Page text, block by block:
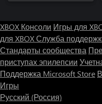
XBOX Консоли Игры для
для XBOXСлужба
Стандарты сообщества
приступах эпилепсии
Поддержка Microsoft Store
Игры
Русский (Россия)